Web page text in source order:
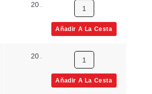
20 AWG
Añadir A La Cesta
20 AWG
Añadir A La Cesta